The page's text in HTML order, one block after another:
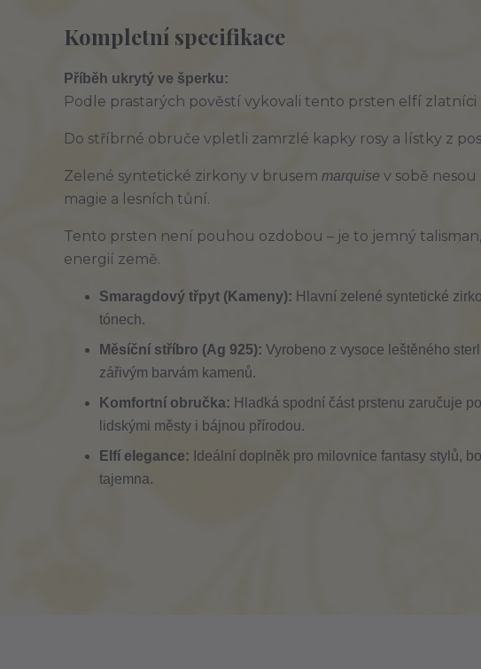
Kompletní specifikace
Příběh ukrytý ve šperku:
Podle prastarých pověstí vykovali tento prsten elfí
Do stříbrné obruče vpletli zamrzlé kapky rosy a lístky z
Zelené syntetické zirkony v brusem marquise v sobě
magie a lesních tůní.
Tento prsten není pouhou ozdobou – je to jemný
energií země.
Smaragdový třpyt (Kameny): Hlavní zelené syntetické
tónech.
Měsíční stříbro (Ag 925): Vyrobeno z vysoce leštěného
zářivým barvám kamenů.
Komfortní obručka: Hladká spodní část prstenu zaručuje
lidskými městy i bájnou přírodou.
Elfí elegance: Ideální doplněk pro milovnice fantasy stylů,
tajemna.